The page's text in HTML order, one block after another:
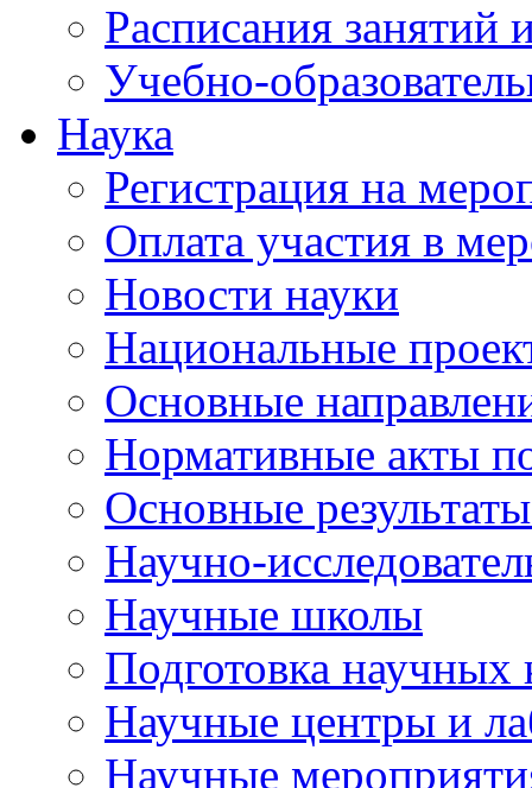
Расписания занятий
Учебно-
Наука
Регистрация на
Оплата участия в
Новости науки
Национальные
Основные
Нормативные акты
Основные
Научно-
Научные школы
Подготовка научных
Научные центры и
Научные